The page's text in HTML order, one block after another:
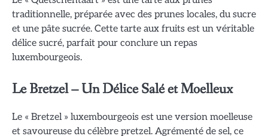
traditionnelle, préparée avec des prunes locales, du sucre
et une pâte sucrée. Cette tarte aux fruits est un véritable
délice sucré, parfait pour conclure un repas
luxembourgeois.
Le Bretzel – Un Délice Salé et Moelleux
Le « Bretzel » luxembourgeois est une version moelleuse
et savoureuse du célèbre pretzel. Agrémenté de sel, ce